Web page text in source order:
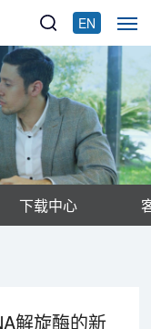
EN
下载中心
解旋酶的新